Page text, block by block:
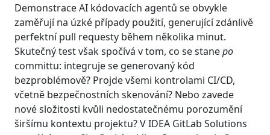
Demonstrace AI kódovacích agentů se obvykle
zaměřují na úzké případy použití, generující zdánlivě
perfektní pull requesty během několika minut.
Skutečný test však spočívá v tom, co se stanepo
committu: integruje se generovaný kód
bezproblémově? Projde všemi kontrolami CI/CD,
včetně bezpečnostních skenování? Nebo zavede
nové složitosti kvůli nedostatečnému porozumění
širšímu kontextu projektu? V IDEA GitLab Solutions